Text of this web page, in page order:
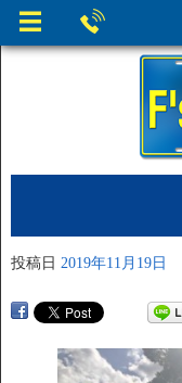
投稿日 2019年11月19日